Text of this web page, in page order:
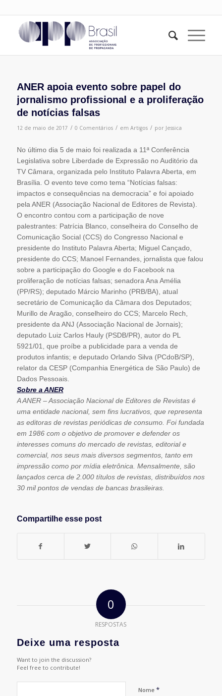
ANER apoia evento sobre papel do
jornalismo profissional e a proliferação
de notícias falsas
12 de maio de 2017 / 0 Comentários / em Artigos / por Jessica
No último dia 5 de maio foi realizada a 11ª Conferência
Legislativa sobre Liberdade de Expressão no Auditório da
TV Câmara, organizada pelo Instituto Palavra Aberta, em
Brasília. O evento teve como tema “Notícias falsas:
impactos e consequências na democracia” e foi apoiado
pela ANER (Associação Nacional de Editores de Revista).
O encontro contou com a participação de nove
palestrantes: Patrícia Blanco, conselheira do Conselho de
Comunicação Social (CCS) do Congresso Nacional e
presidente do Instituto Palavra Aberta; Miguel Cançado,
presidente do CCS; Manoel Fernandes, jornalista que falou
sobre a participação do Google e do Facebook na
proliferação de notícias falsas; senadora Ana Amélia
(PP/RS); deputado Márcio Marinho (PRB/BA), atual
secretário de Comunicação da Câmara dos Deputados;
Murillo de Aragão, conselheiro do CCS; Marcelo Rech,
presidente da ANJ (Associação Nacional de Jornais);
deputado Luiz Carlos Hauly (PSDB/PR), autor do PL
5921/01, que proíbe a publicidade para a venda de
produtos infantis; e deputado Orlando Silva (PCdoB/SP),
relator da CESP (Companhia Energética de São Paulo) de
Dados Pessoais.
Sobre a ANER
A ANER – Associação Nacional de Editores de Revistas é
uma entidade nacional, sem fins lucrativos, que representa
as editoras de revistas periódicas de consumo. Foi fundada
em 1986 com o objetivo de promover e defender os
interesses comuns do mercado de revistas, editorial e
comercial, nos seus mais diversos segmentos, tanto em
impressão como por mídia eletrônica. Mensalmente, são
lançados cerca de 2.000 títulos de revistas, distribuídos nos
30 mil pontos de vendas de bancas brasileiras.
Compartilhe esse post
0
RESPOSTAS
Deixe uma resposta
Want to join the discussion?
Feel free to contribute!
Nome *